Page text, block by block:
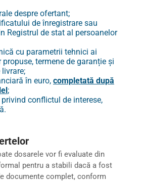
despre ofertant;
de înregistrare sau
Registrul de stat al persoanelor
cu parametrii tehnici ai
propuse, termene de garanție și
în euro, completată după
;
conflictul de interese,
dosarele vor fi evaluate din
pentru a stabili dacă a fost
documente complet, conform